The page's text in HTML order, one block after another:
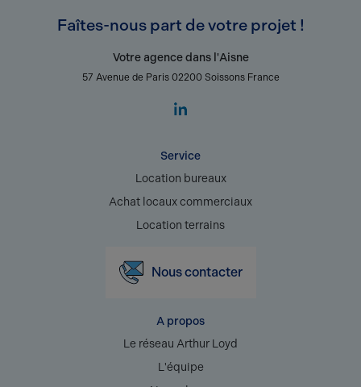
Faîtes-nous part de votre projet !
Votre agence dans l'Aisne
57 Avenue de Paris 02200 Soissons France
Service
Location bureaux
Achat locaux commerciaux
Location terrains
Nous contacter
A propos
Le réseau Arthur Loyd
L'équipe